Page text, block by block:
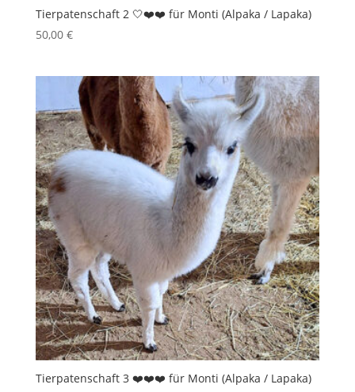
Tierpatenschaft 2 🤍❤️❤️ für Monti (Alpaka / Lapaka)
50,00 €
Tierpatenschaft 3 ❤️❤️❤️ für Monti (Alpaka / Lapaka)